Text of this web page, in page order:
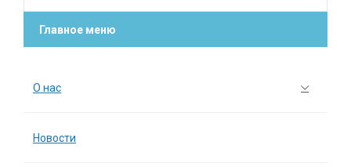
Главное меню
О нас
Новости